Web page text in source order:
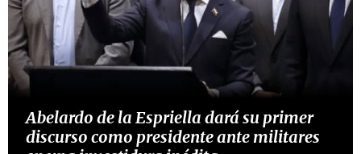
Abelardo de la Espriella dará su primer
discurso como presidente ante militares